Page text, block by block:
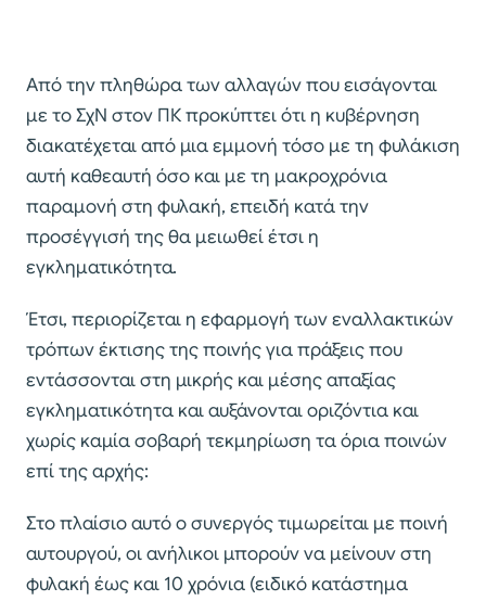
Από την πληθώρα των αλλαγών που εισάγονται
με το ΣχΝ στον ΠΚ προκύπτει ότι η κυβέρνηση
διακατέχεται από μια εμμονή τόσο με τη φυλάκιση
αυτή καθεαυτή όσο και με τη μακροχρόνια
παραμονή στη φυλακή, επειδή κατά την
προσέγγισή της θα μειωθεί έτσι η
εγκληματικότητα.
Έτσι, περιορίζεται η εφαρμογή των εναλλακτικών
τρόπων έκτισης της ποινής για πράξεις που
εντάσσονται στη μικρής και μέσης απαξίας
εγκληματικότητα και αυξάνονται οριζόντια και
χωρίς καμία σοβαρή τεκμηρίωση τα όρια ποινών
επί της αρχής:
Στο πλαίσιο αυτό ο συνεργός τιμωρείται με ποινή
αυτουργού, οι ανήλικοι μπορούν να μείνουν στη
φυλακή έως και 10 χρόνια (ειδικό κατάστημα